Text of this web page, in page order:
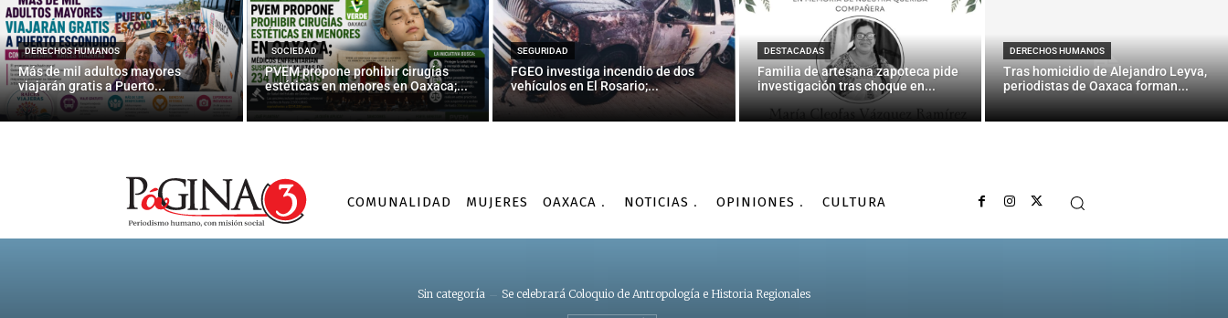
DERECHOS HUMANOS
Más de mil adultos mayores
viajarán gratis a Puerto...
SOCIEDAD
PVEM propone prohibir cirugías
estéticas en menores en Oaxaca;...
SEGURIDAD
FGEO investiga incendio de dos
vehículos en El Rosario;...
DESTACADAS
Familia de artesana zapoteca pide
investigación tras choque en...
DERECHOS HUMANOS
Tras homicidio de Alejandro Leyva,
periodistas de Oaxaca forman...
COMUNALIDAD MUJERES OAXACA NOTICIAS OPINIONES CULTURA
Sin categoría Se celebrará Coloquio de Antropología e Historia Regionales